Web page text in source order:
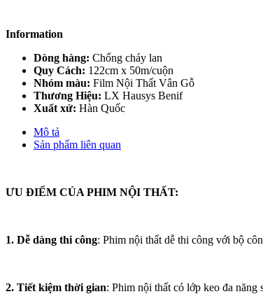
Information
Dòng hàng: Chống cháy lan
Quy Cách: 122cm x 50m/cuộn
Nhóm màu: Film Nội Thất Vân Gỗ
Thương Hiệu: LX Hausys Benif
Xuất xứ: Hàn Quốc
Mô tả
Sản phẩm liên quan
ƯU ĐIỂM CỦA PHIM NỘI THẤT:
1. Dễ dàng thi công: Phim nội thất dễ thi công với bộ
2. Tiết kiệm thời gian: Phim nội thất có lớp keo đa năng